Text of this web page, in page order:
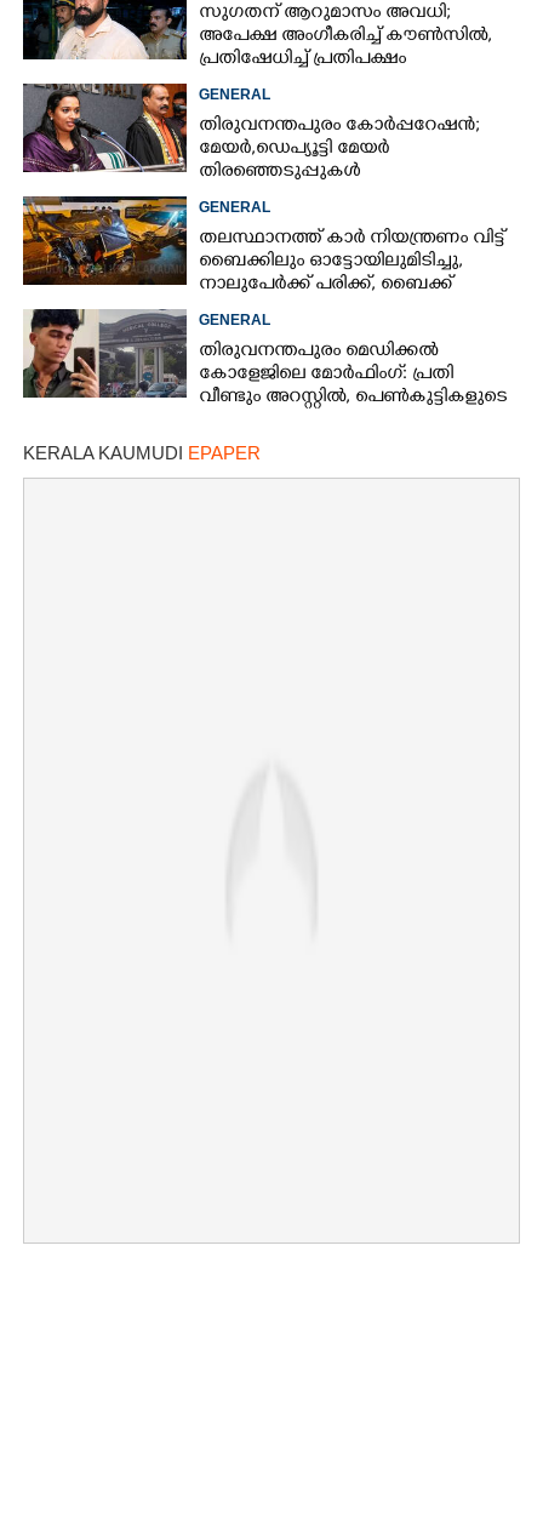
സുഗതന് ആറുമാസം അവധി;
അപേക്ഷ അംഗീകരിച്ച് കൗൺസിൽ,
പ്രതിഷേധിച്ച് പ്രതിപക്ഷം
GENERAL
തിരുവനന്തപുരം കോർപ്പറേഷൻ;
മേയർ, ഡെപ്യൂട്ടി മേയർ
തിരഞ്ഞെടുപ്പുകൾ
GENERAL
തലസ്ഥാനത്ത് കാർ നിയന്ത്രണം വിട്ട്
ബൈക്കിലും ഓട്ടോയിലുമിടിച്ചു,​
നാലുപേർക്ക് പരിക്ക്,​ ബൈക്ക്
GENERAL
തിരുവനന്തപുരം മെഡിക്കൽ
കോളേജിലെ മോർഫിംഗ്: പ്രതി
വീണ്ടും അറസ്റ്റിൽ, പെൺകുട്ടികളുടെ
നിന്ന്
KERALA KAUMUDI EPAPER